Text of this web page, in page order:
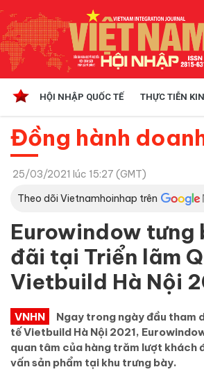
HỘI NHẬP QUỐC TẾ THỰC TIỄN
Đồng hành
25/03/2021 lúc 15:27 (GMT)
Theo dõi Vietnamhoinhap trên
Eurowindow tưng
đãi tại Triển lãm
Vietbuild Hà Nội
VNHN
Ngay trong ngày đầu tham
tế Vietbuild Hà Nội 2021,
quan tâm của hàng trăm lượt khách
vấn sản phẩm tại khu trưng bày.